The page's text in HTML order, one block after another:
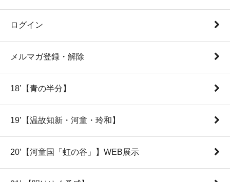
ログイン
メルマガ登録・解除
18’【青の半分】
19’【温故知新・河童・玲和】
20’【河童国「虹の谷」】WEB展示